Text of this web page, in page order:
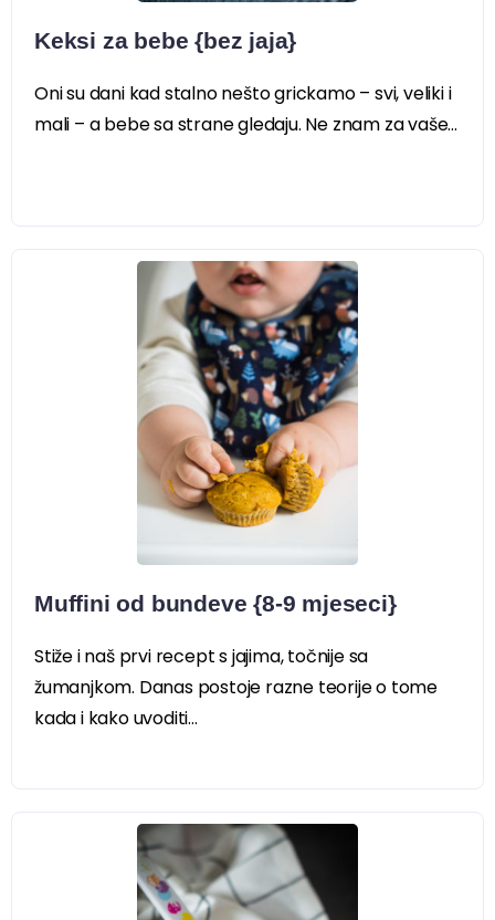
Keksi za bebe {bez jaja}
Oni su dani kad stalno nešto grickamo – svi, veliki i
mali – a bebe sa strane gledaju. Ne znam za vaše...
Muffini od bundeve {8-9 mjeseci}
Stiže i naš prvi recept s jajima, točnije sa
žumanjkom. Danas postoje razne teorije o tome
kada i kako uvoditi...